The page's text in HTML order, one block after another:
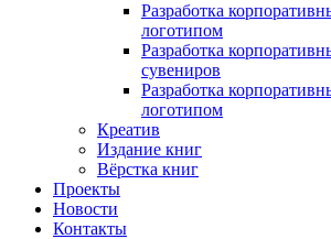
Разработка
логотипом
Разработка
сувениров
Разработка
логотипом
Креатив
Издание книг
Вёрстка книг
Проекты
Новости
Контакты